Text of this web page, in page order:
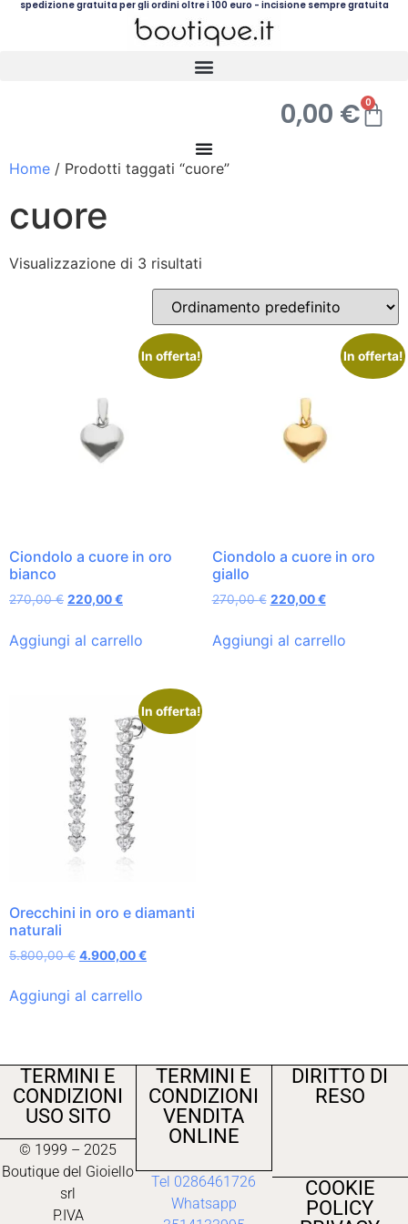
spedizione gratuita per gli ordini oltre i 100 euro - incisione sempre gratuita
0,00 € 0
Home / Prodotti taggati “cuore”
cuore
Visualizzazione di 3 risultati
In offerta!
Ciondolo a cuore in oro
bianco
270,00€ 220,00€
Aggiungi al carrello
In offerta!
Ciondolo a cuore in oro
giallo
270,00€ 220,00€
Aggiungi al carrello
In offerta!
Orecchini in oro e diamanti
naturali
5.800,00€ 4.900,00€
Aggiungi al carrello
TERMINI E
CONDIZIONI
USO SITO
© 1999 – 2025
Boutique del Gioiello
srl
P.IVA
TERMINI E
CONDIZIONI
VENDITA
ONLINE
Tel 0286461726
Whatsapp
DIRITTO DI
RESO
COOKIE
POLICY